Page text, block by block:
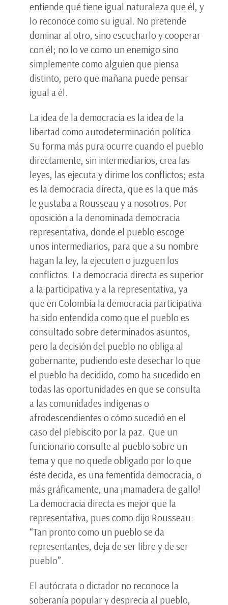
entiende qué tiene igual naturaleza que él, y
lo reconoce como su igual. No pretende
dominar al otro, sino escucharlo y cooperar
con él; no lo ve como un enemigo sino
simplemente como alguien que piensa
distinto, pero que mañana puede pensar
igual a él.
La idea de la democracia es la idea de la
libertad como autodeterminación política.
Su forma más pura ocurre cuando el pueblo
directamente, sin intermediarios, crea las
leyes, las ejecuta y dirime los conflictos; esta
es la democracia directa, que es la que más
le gustaba a Rousseau y a nosotros. Por
oposición a la denominada democracia
representativa, donde el pueblo escoge
unos intermediarios, para que a su nombre
hagan la ley, la ejecuten o juzguen los
conflictos. La democracia directa es superior
a la participativa y a la representativa, ya
que en Colombia la democracia participativa
ha sido entendida como que el pueblo es
consultado sobre determinados asuntos,
pero la decisión del pueblo no obliga al
gobernante, pudiendo este desechar lo que
el pueblo ha decidido, como ha sucedido en
todas las oportunidades en que se consulta
a las comunidades indígenas o
afrodescendientes o cómo sucedió en el
caso del plebiscito por la paz. Que un
funcionario consulte al pueblo sobre un
tema y que no quede obligado por lo que
éste decida, es una fementida democracia, o
más gráficamente, una ¡mamadera de gallo!
La democracia directa es mejor que la
representativa, pues como dijo Rousseau:
“Tan pronto como un pueblo se da
representantes, deja de ser libre y de ser
pueblo”.
El autócrata o dictador no reconoce la
soberanía popular y desprecia al pueblo,